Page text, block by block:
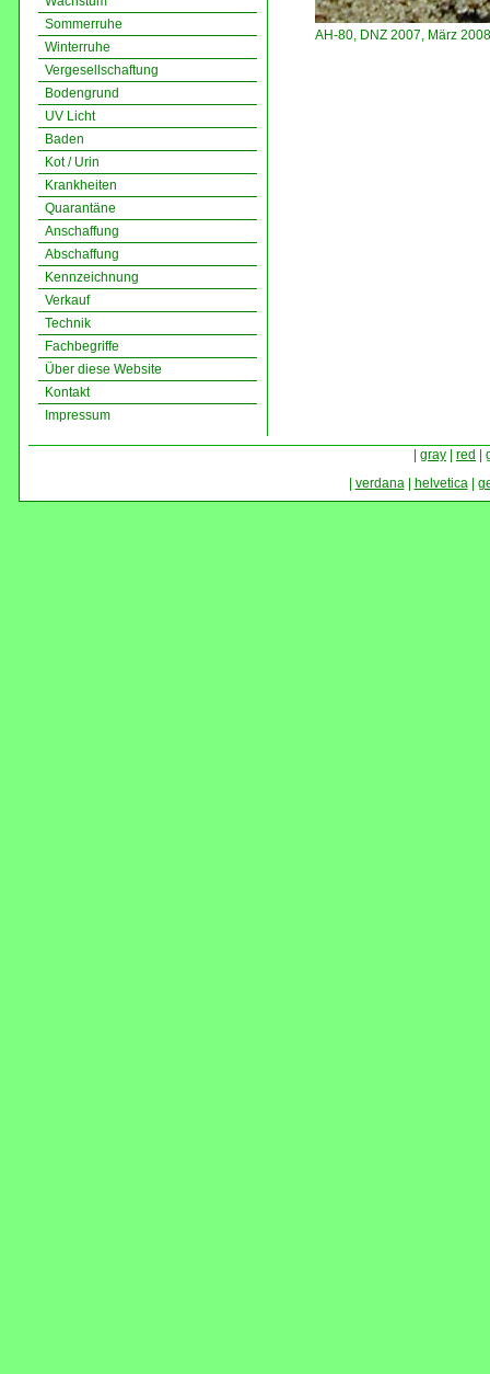
Sommerruhe
Winterruhe
Vergesellschaftung
Bodengrund
UV Licht
Baden
Kot / Urin
Krankheiten
Quarantäne
Anschaffung
Abschaffung
Kennzeichnung
Verkauf
Technik
Fachbegriffe
Über diese Website
Kontakt
Impressum
AH-80, DNZ 2007, März 2008
gray red
verdana| helvetica|